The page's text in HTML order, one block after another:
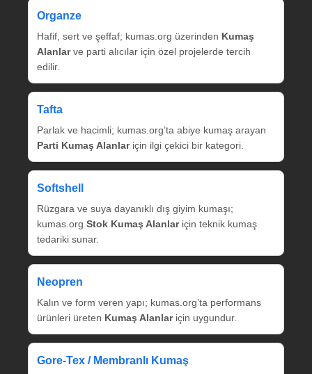
Organze
Hafif, sert ve şeffaf; kumas.org üzerinden Kumaş
Alanlarve parti alıcılar için özel projelerde tercih
edilir.
Tafta
Parlak ve hacimli; kumas.org’ta abiye kumaş arayan
Parti Kumaş Alanlariçin ilgi çekici bir kategori.
Softshell
Rüzgara ve suya dayanıklı dış giyim kumaşı;
kumas.org Stok Kumaş Alanlariçin teknik kumaş
tedariki sunar.
Neopren
Kalın ve form veren yapı; kumas.org’ta performans
ürünleri üreten Kumaş Alanlariçin uygundur.
Gore‑Tex / Membranlı Kumaş